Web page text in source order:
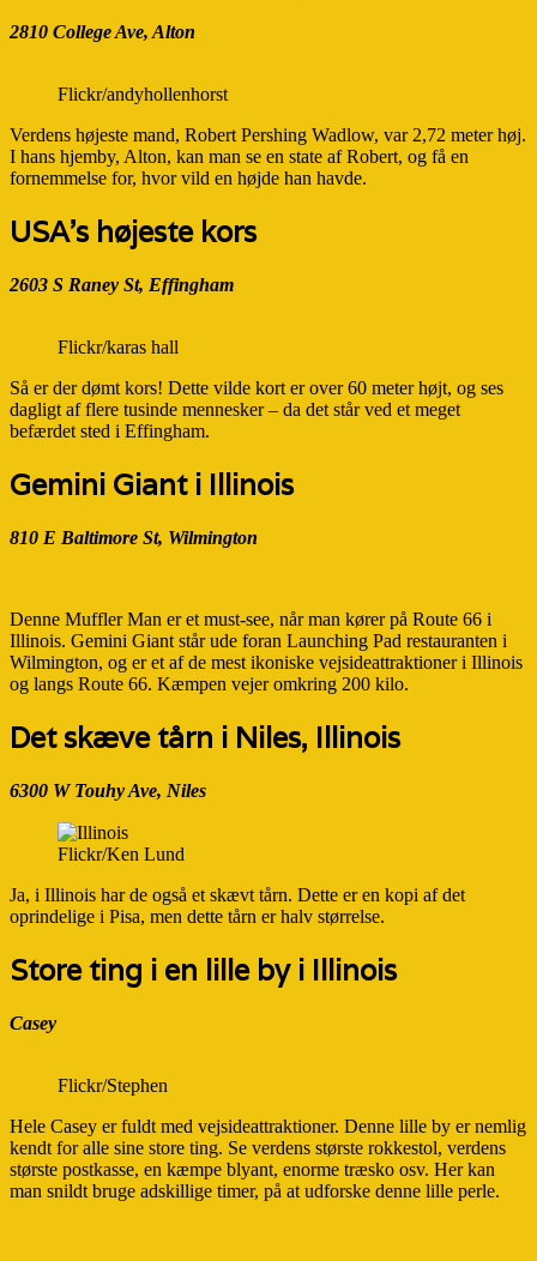
2810 College Ave, Alton
Flickr/andyhollenhorst
Verdens højeste mand, Robert Pershing Wadlow, var 2,72 meter høj.
I hans hjemby, Alton, kan man se en state af Robert, og få en
fornemmelse for, hvor vild en højde han havde.
USA’s højeste kors
2603 S Raney St, Effingham
Flickr/karas hall
Så er der dømt kors! Dette vilde kort er over 60 meter højt, og ses
dagligt af flere tusinde mennesker – da det står ved et meget
befærdet sted i Effingham.
Gemini Giant i Illinois
810 E Baltimore St, Wilmington
Denne Muffler Man er et must-see, når man kører på Route 66 i
Illinois. Gemini Giant står ude foran Launching Pad restauranten i
Wilmington, og er et af de mest ikoniske vejsideattraktioner i Illinois
og langs Route 66. Kæmpen vejer omkring 200 kilo.
Det skæve tårn i Niles, Illinois
6300 W Touhy Ave, Niles
Flickr/Ken Lund
Ja, i Illinois har de også et skævt tårn. Dette er en kopi af det
oprindelige i Pisa, men dette tårn er halv størrelse.
Store ting i en lille by i Illinois
Casey
Flickr/Stephen
Hele Casey er fuldt med vejsideattraktioner. Denne lille by er nemlig
kendt for alle sine store ting. Se verdens største rokkestol, verdens
største postkasse, en kæmpe blyant, enorme træsko osv. Her kan
man snildt bruge adskillige timer, på at udforske denne lille perle.